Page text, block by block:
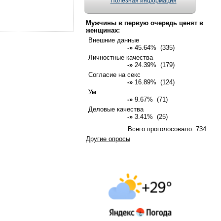
Мужчины в первую очередь ценят в
женщинах:
Внешние данные
-» 45.64% (335)
Личностные качества
-» 24.39% (179)
Согласие на секс
-» 16.89% (124)
Ум
-» 9.67% (71)
Деловые качества
-» 3.41% (25)
Всего проголосовало: 734
Другие опросы